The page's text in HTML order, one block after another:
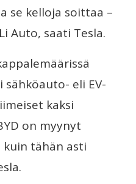
se kelloja soittaa –
Auto, saati Tesla.
eli EV-
kaksi
on myynyt
tähän asti